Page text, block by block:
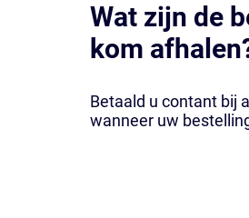
Wat zijn de
kom
Betaald u contant bij
wanneer uw